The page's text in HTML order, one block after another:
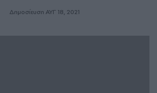
Δημοσίευση ΑΥΓ 18, 2021